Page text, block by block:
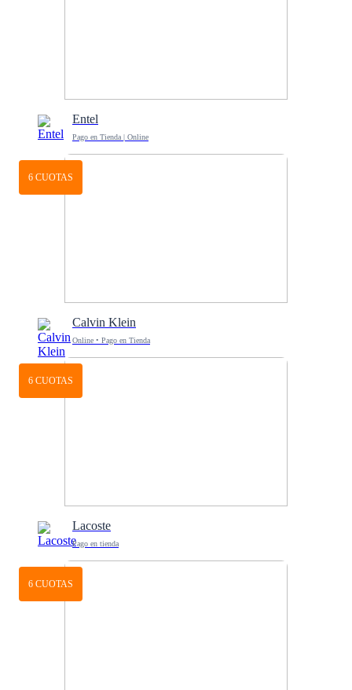
Entel
Pago en Tienda | Online
6 CUOTAS
Calvin Klein
Online • Pago en Tienda
6 CUOTAS
Lacoste
Pago en tienda
6 CUOTAS